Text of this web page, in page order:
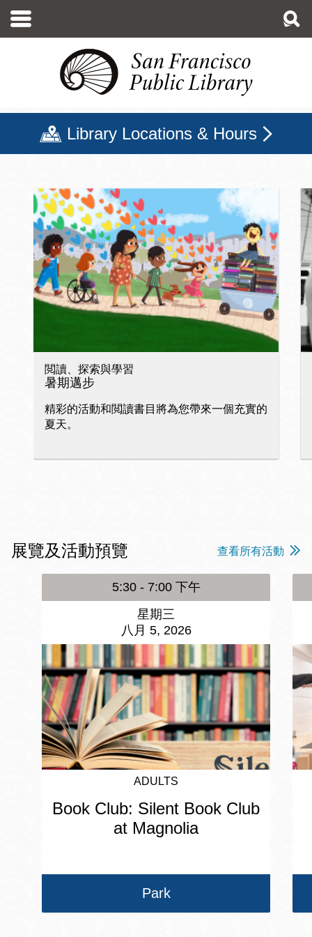
至
Library Locations & Hours
三藩市公立圖書館主頁
閲讀、探索與學習
暑期邁步
精彩的活動和閲讀書目將為您帶來一個充實的
夏天。
展覽及活動預覽 查看所有活動
5:30 - 7:00 下午
星期三
八月 5, 2026
ADULTS
Book Club: Silent Book Club
at Magnolia
Park